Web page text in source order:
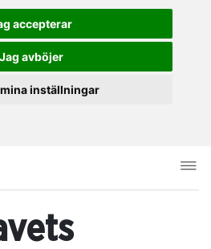
accepterar
Jag avböjer
inställningar